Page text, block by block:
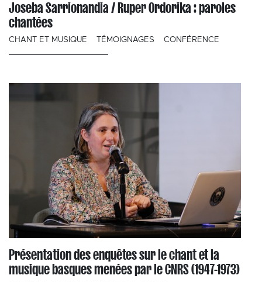
Joseba Sarrionandia / Ruper Ordorika : paroles
chantées
CHANT ET MUSIQUE TÉMOIGNAGES CONFÉRENCE
Présentation des enquêtes sur le chant et la
musique basques menées par le CNRS (1947-1973)